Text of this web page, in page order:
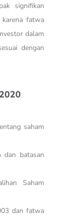
signifikan
karena fatwa
dalam
dengan
saham
dan batasan
Saham
dan fatwa